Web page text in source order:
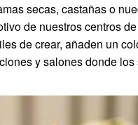
secas, castañas o
de nuestros centros
de crear, añaden un
y salones donde los